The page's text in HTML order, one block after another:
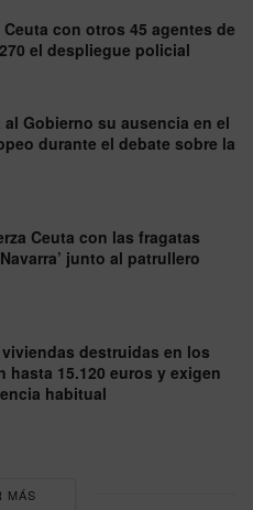
con otros 45 agentes de
el despliegue policial
Gobierno su ausencia en el
durante el debate sobre la
Ceuta con las fragatas
junto al patrullero
destruidas en los
hasta 15.120 euros y exigen
habitual
MÁS